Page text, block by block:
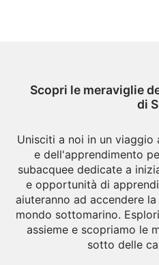
Scopri le meraviglie
di
Unisciti a noi in un viaggio
e dell'apprendimento
subacquee dedicate a
e opportunità di
aiuteranno ad accendere
mondo sottomarino.
assieme e scopriamo le
sotto delle